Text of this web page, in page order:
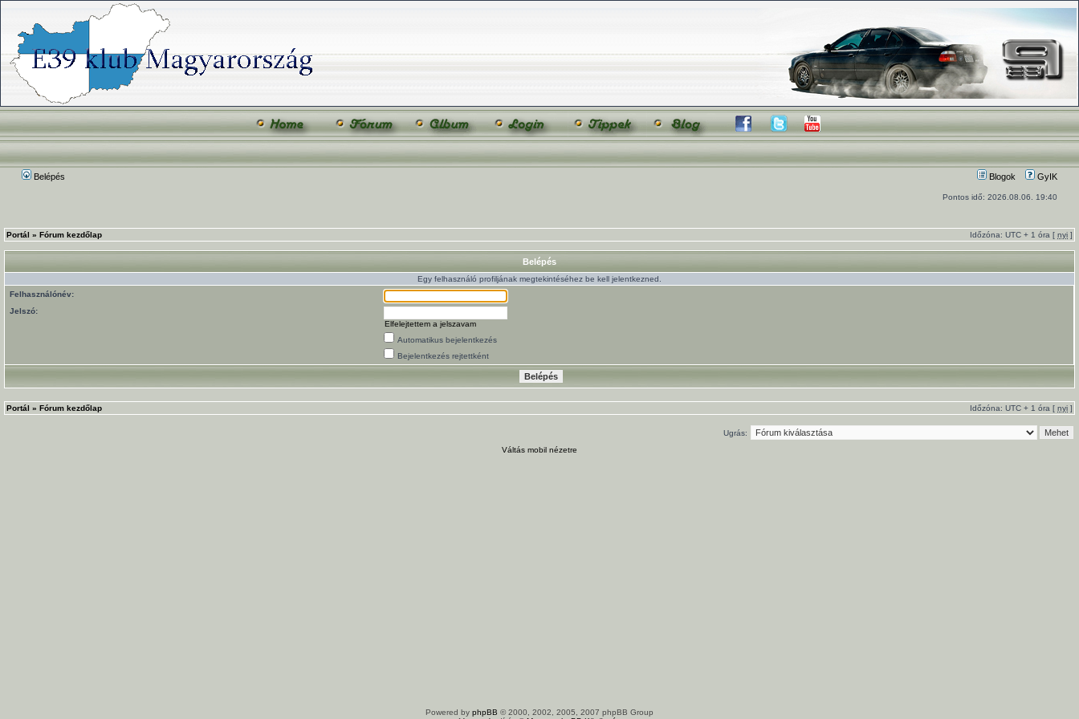
Belépés Blogok GyIK
Pontos idő: 2026.08.06. 19:40
Portál » Fórum kezdőlap Időzóna: UTC + 1 óra [ nyi ]
Belépés
Egy felhasználó profiljának megtekintéséhez be kell jelentkezned.
Felhasználónév:
Jelszó:
Elfelejtettem a jelszavam
Automatikus bejelentkezés
Bejelentkezés rejtettként
Portál » Fórum kezdőlap Időzóna: UTC + 1 óra [ nyi ]
Ugrás:
Váltás mobil nézetre
Powered by phpBB © 2000, 2002, 2005, 2007 phpBB Group